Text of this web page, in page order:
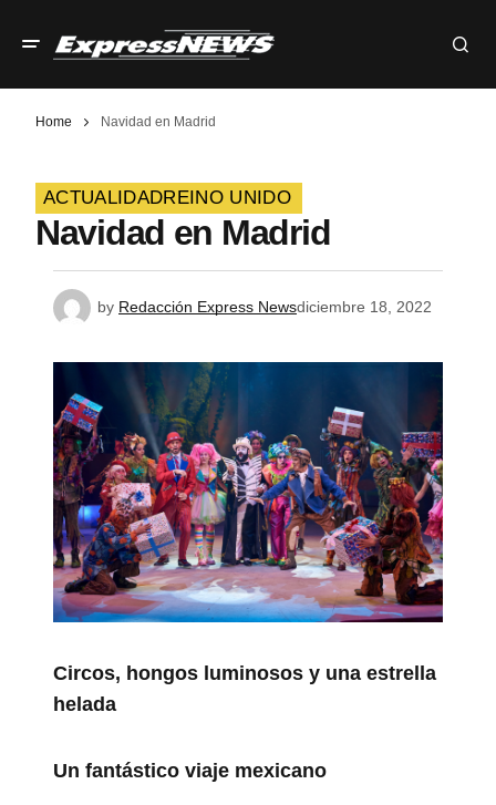
Home Navidad en Madrid
ACTUALIDADREINO UNIDO
Navidad en Madrid
by Redacción Express Newsdiciembre 18, 2022
Circos, hongos luminosos y una estrella
helada
Un fantástico viaje mexicano